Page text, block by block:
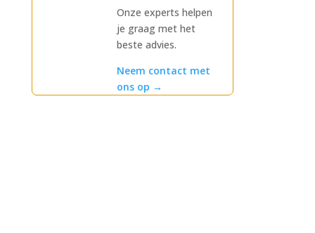
Onze experts helpen
je graag met het
beste advies.
Neem contact met
ons op →